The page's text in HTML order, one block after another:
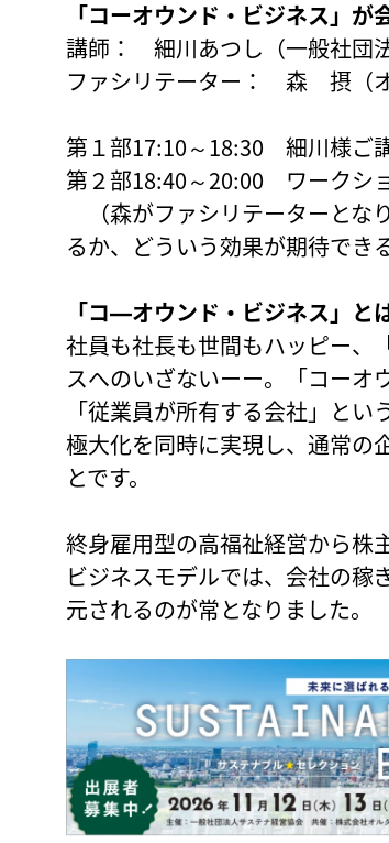
「コーオウンド・ビジネス」が
講師： 細川あつし（一般社団
ファシリテーター： 森 摂（オ
第１部17:10～18:30 細川様ご
第２部18:40～20:00 ワークシ
（森がファシリテーターとな
るか、どういう効果が期待でき
「コ―オウンド・ビジネス」と
社員も社長も世間もハッピー、
スへのいざないーー。「コーオ
「従業員が所有する会社」と
極大化を同時に実現し、通常の
とです。
終身雇用型の高福祉経営から株
ビジネスモデルでは、会社の稼
元されるのが常となりました。